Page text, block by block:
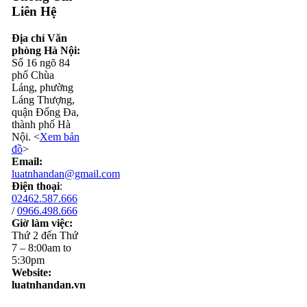
Liên Hệ
Địa chỉ Văn
phòng Hà Nội:
Số 16 ngõ 84
phố Chùa
Láng, phường
Láng Thượng,
quận Đống Đa,
thành phố Hà
Nội. <Xem bản
đồ>
Email:
luatnhandan@gmail.com
Điện thoại:
02462.587.666
/0966.498.666
Giờ làm việc:
Thứ 2 đến Thứ
7 – 8:00am to
5:30pm
Website:
luatnhandan.vn